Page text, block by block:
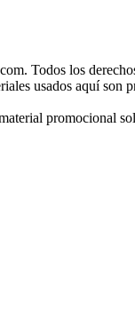
Todos los
usados aquí son
promocional